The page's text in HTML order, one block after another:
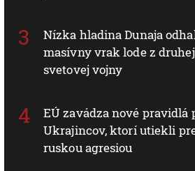
Nízka hladina Dunaja
masívny vrak lode z druhej
svetovej vojny
EÚ zavádza nové pravidlá
Ukrajincov, ktorí utiekli
ruskou agresiou